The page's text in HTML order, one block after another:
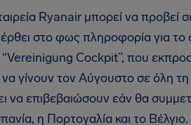
Ryanair μπορεί να προβεί
στο φως πληροφορία για το
“Vereinigung Cockpit”, που
γίνουν τον Αύγουστο σε όλη
να επιβεβαιώσουν εάν θα
η Πορτογαλία και το